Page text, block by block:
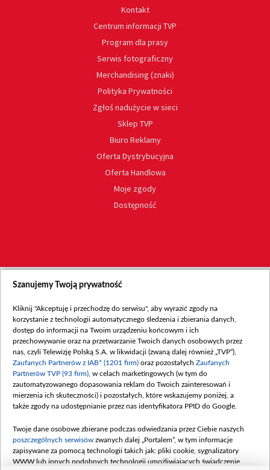
Kontakt
Centrum informacji TVP
Program dla prasy
Serwis fotograficzny
Merchandising (znaki)
Polityka Prywatności
Zgłoś nadużycie w sieci
Sklep TVP
Biuro Reklamy
Oferta Dystrybucyjna
Oferta Handlowa
Moje zgody
Dostępność
Szanujemy Twoją prywatność
Kliknij "Akceptuję i przechodzę do serwisu", aby wyrazić zgody na
korzystanie z technologii automatycznego śledzenia i zbierania danych,
dostęp do informacji na Twoim urządzeniu końcowym i ich
przechowywanie oraz na przetwarzanie Twoich danych osobowych przez
nas, czyli Telewizję Polską S.A. w likwidacji (zwaną dalej również „TVP”),
Zaufanych Partnerów z IAB* (1201 firm) oraz pozostałych Zaufanych
Partnerów TVP (93 firm) , w celach marketingowych (w tym do
zautomatyzowanego dopasowania reklam do Twoich zainteresowań i
mierzenia ich skuteczności) i pozostałych, które wskazujemy poniżej, a
także zgody na udostępnianie przez nas identyfikatora PPID do Google.
Twoje dane osobowe zbierane podczas odwiedzania przez Ciebie naszych
poszczególnych serwisów zwanych dalej „Portalem”, w tym informacje
zapisywane za pomocą technologii takich jak: pliki cookie, sygnalizatory
WWW lub innych podobnych technologii umożliwiających świadczenie